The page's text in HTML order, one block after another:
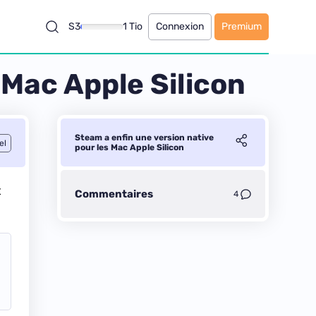
S3 1 Tio Connexion Premium
Apple Silicon
Steam a enfin une version native
pour les Mac Apple Silicon
Commentaires 4